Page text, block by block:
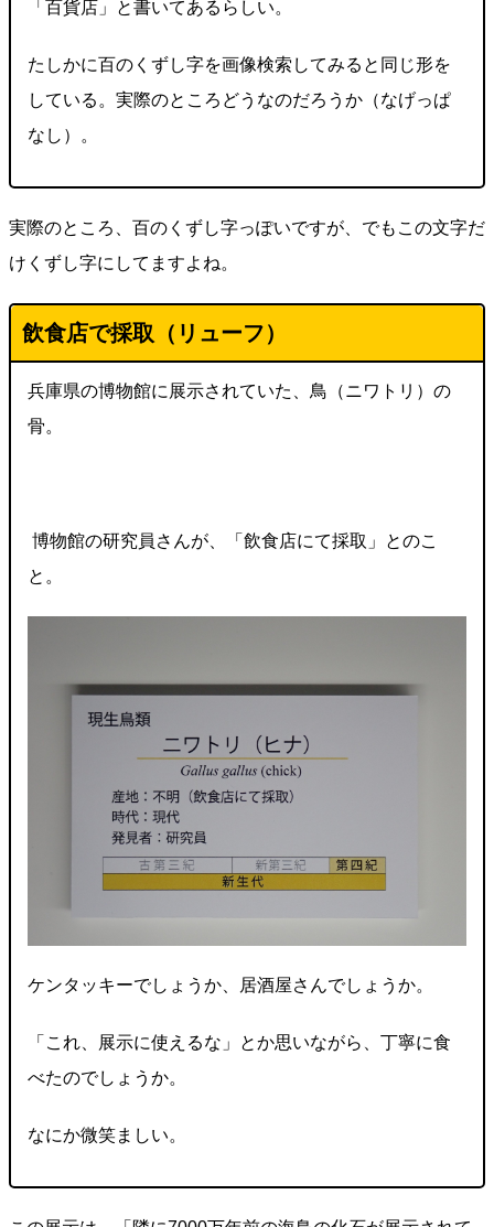
「百貨店」と書いてあるらしい。
たしかに百のくずし字を画像検索してみると同じ形を
している。実際のところどうなのだろうか（なげっぱ
なし）。
実際のところ、百のくずし字っぽいですが、でもこの文字だ
けくずし字にしてますよね。
飲食店で採取（ リューフ）
兵庫県の博物館に展示されていた、鳥（ニワトリ）の
骨。
博物館の研究員さんが、「飲食店にて採取」とのこ
と。
ケンタッキーでしょうか、居酒屋さんでしょうか。
「これ、展示に使えるな」とか思いながら、丁寧に食
べたのでしょうか。
なにか微笑ましい。